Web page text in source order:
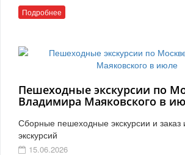
Подробнее
Пешеходные экскурсии по
Владимира Маяковского в
Сборные пешеходные экскурсии и заказ
экскурсий
15.06.2026